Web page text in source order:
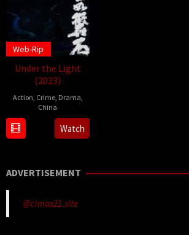
Web-Rip
Under the Light
(2023)
Action Crime, Drama
China
Sep
Zhang
Yimou
Watch
ADVERTISEMENT
@cimax21.site